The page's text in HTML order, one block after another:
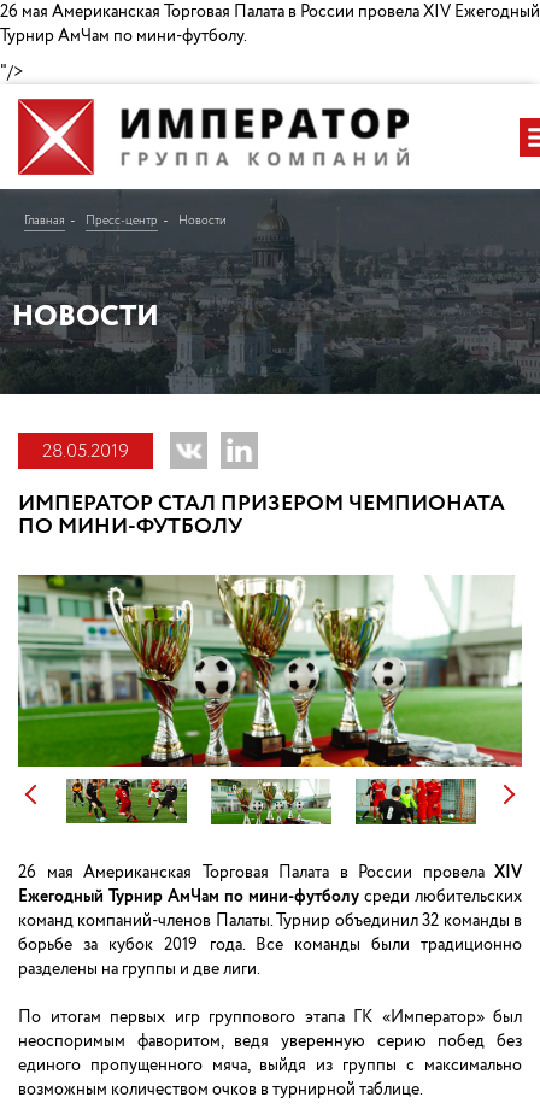
26 мая Американская Торговая Палата в России провела XIV Ежегодный
Турнир АмЧам по мини-футболу.
"/>
Главная Пресс-центр Новости
НОВОСТИ
28.05.2019
ИМПЕРАТОР СТАЛ ПРИЗЕРОМ ЧЕМПИОНАТА
ПО МИНИ-ФУТБОЛУ
26 мая Американская Торговая Палата в России провела XIV
Ежегодный Турнир АмЧам по мини-футболу среди любительских
команд компаний-членов Палаты. Турнир объединил 32 команды в
борьбе за кубок 2019 года. Все команды были традиционно
разделены на группы и две лиги.
По итогам первых игр группового этапа ГК «Император» был
неоспоримым фаворитом, ведя уверенную серию побед без
единого пропущенного мяча, выйдя из группы с максимально
возможным количеством очков в турнирной таблице.